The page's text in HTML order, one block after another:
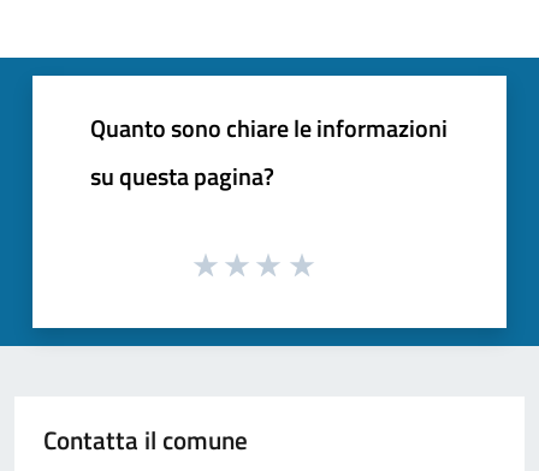
Quanto sono chiare le informazioni
su questa pagina?
Contatta il comune